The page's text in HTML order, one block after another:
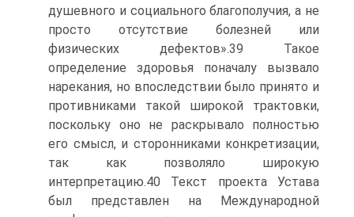
душевного и социального благополучия, а не
просто отсутствие болезней или
физических дефектов».39 Такое
определение здоровья поначалу вызвало
нарекания, но впоследствии было принято и
противниками такой широкой трактовки,
поскольку оно не раскрывало полностью
его смысл, и сторонниками конкретизации,
так как позволяло широкую
интерпретацию.40 Текст проекта Устава
был представлен на Международной